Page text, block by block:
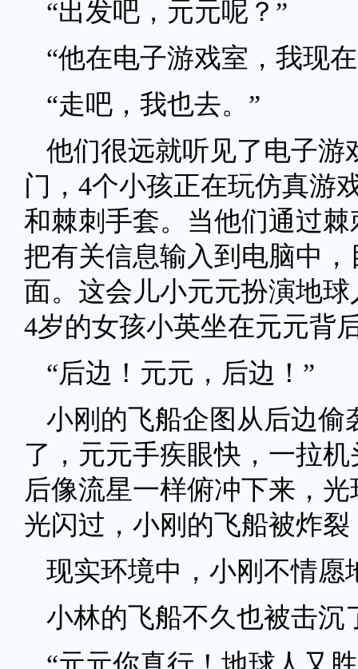
“出发吧，元元呢？”
“他在电子游戏室，我现
“走吧，我也去。”
他们很远就听见了电子游
门，4个小孩正在玩仿真游
和棘刺手套。当他们通过
把有关信息输入到电脑中
面。这会儿小元元扮演地
4岁的女孩小英坐在元元背
“后边！元元，后边！”
小刚的飞船企图从后边偷
了，元元手疾眼快，一拉
后像流星一样俯冲下来，
光闪过，小刚的飞船被炸
现实环境中，小刚不情愿
小林的飞船不久也被击沉